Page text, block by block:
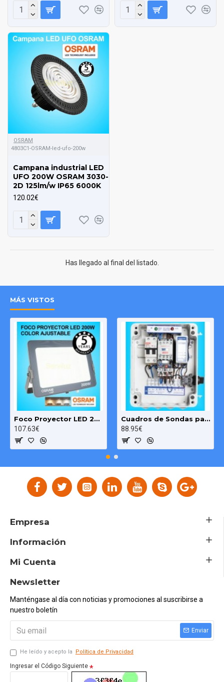
OSRAM
4803C1-OSRAM-led-ufo-200w
Campana industrial LED
UFO 200W OSRAM 3030-
2D 125lm/w IP65 6000K
120.02€
Has llegado al final del listado.
MÁS VISTOS
Foco Proyector LED 200W OSRAM IP65 Color Ajustable Exterior e Interior
107.63€
Cuadros de Sondas para bomba Sumergibles 3.00 HP monofásico Pozo MAXGE
88.95€
Empresa
Información
Mi Cuenta
Newsletter
Manténgase al día con noticias y promociones al suscribirse a
nuestro boletín
Enviar
He leído y acepto la Política de Privacidad
Ingresar el Código Siguiente